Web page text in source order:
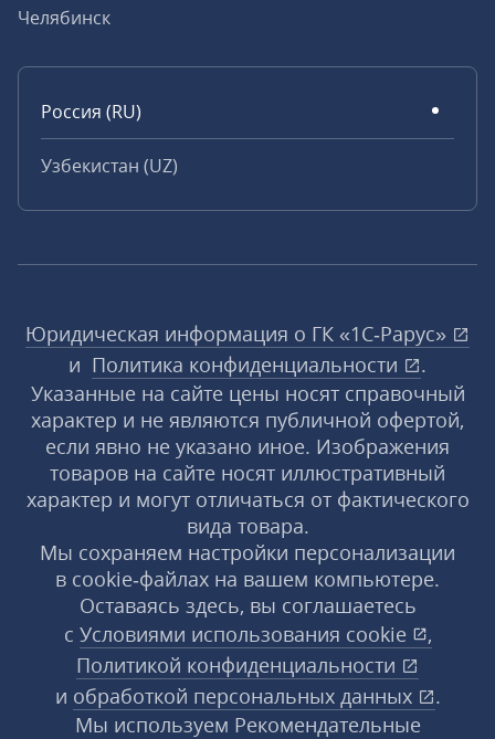
Челябинск
Россия (RU)
Узбекистан (UZ)
Юридическая информация о ГК «1С‑Рарус»
и Политика конфиденциальности
.
Указанные на сайте цены носят справочный
характер и не являются публичной офертой,
если явно не указано иное. Изображения
товаров на сайте носят иллюстративный
характер и могут отличаться от фактического
вида товара.
Мы сохраняем настройки персонализации
в cookie‑файлах на вашем компьютере.
Оставаясь здесь, вы соглашаетесь
с Условиями использования cookie
,
Политикой конфиденциальности
и обработкой персональных данных
.
Мы используем Рекомендательные